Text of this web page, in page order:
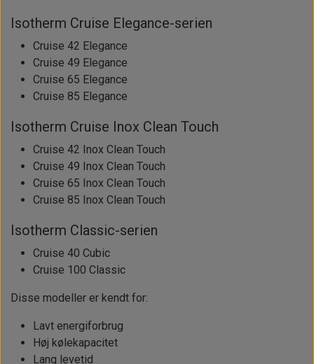
Isotherm Cruise Elegance-serien
Cruise 42 Elegance
Cruise 49 Elegance
Cruise 65 Elegance
Cruise 85 Elegance
Isotherm Cruise Inox Clean Touch
Cruise 42 Inox Clean Touch
Cruise 49 Inox Clean Touch
Cruise 65 Inox Clean Touch
Cruise 85 Inox Clean Touch
Isotherm Classic-serien
Cruise 40 Cubic
Cruise 100 Classic
Disse modeller er kendt for:
Lavt energiforbrug
Høj kølekapacitet
Lang levetid